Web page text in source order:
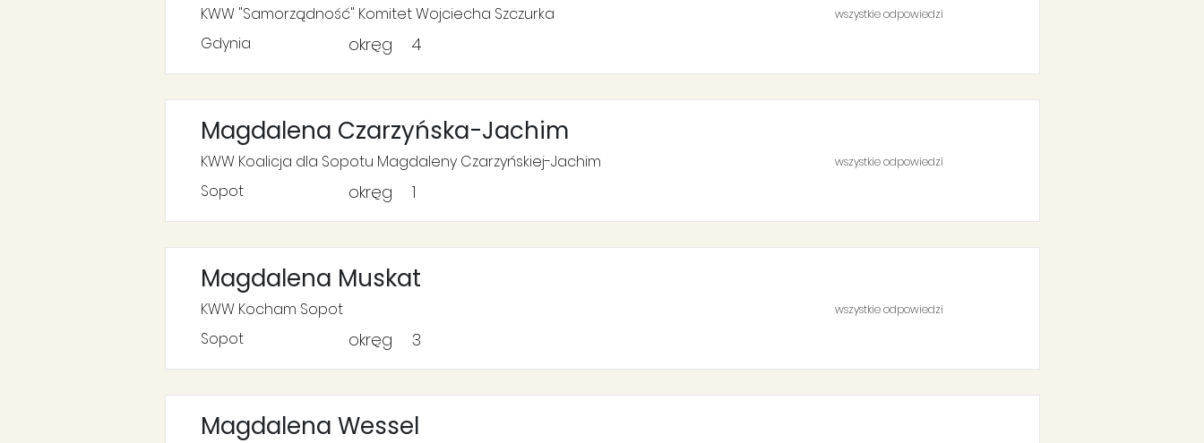
KWW "Samorządność" Komitet Wojciecha Szczurka
Gdynia
okręg 4
wszystkie odpowiedzi
Magdalena Czarzyńska-Jachim
KWW Koalicja dla Sopotu Magdaleny Czarzyńskiej-Jachim
Sopot
okręg 1
wszystkie odpowiedzi
Magdalena Muskat
KWW Kocham Sopot
Sopot
okręg 3
wszystkie odpowiedzi
Magdalena Wessel